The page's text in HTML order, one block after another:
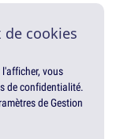
cookies
vous
de confidentialité.
de Gestion